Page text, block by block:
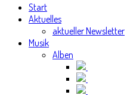
Start
Aktuelles
aktueller Newsletter
Musik
Alben